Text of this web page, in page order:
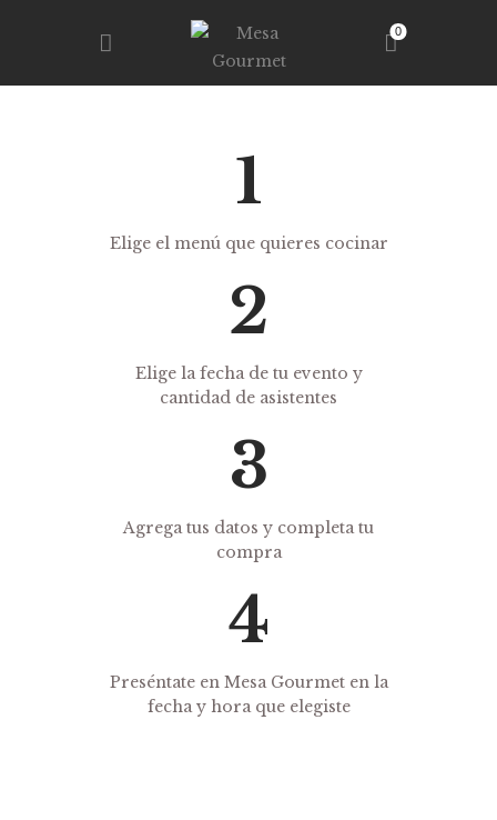
0
MESA GOURMET
SERVICIOS
Elige el menú que quieres cocinar
Elige la fecha de tu evento y
cantidad de asistentes
Agrega tus datos y completa tu
compra
Preséntate en Mesa Gourmet en la
fecha y hora que elegiste